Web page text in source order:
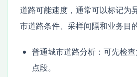
道路可能速度，通常可以标记为
市道路条件、采样间隔和业务目
普通城市道路分析：可先检
点段。